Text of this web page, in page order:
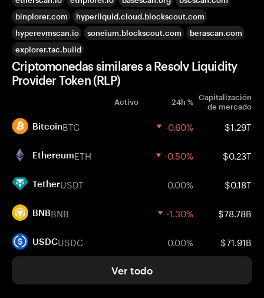
binplorer.com
hyperliquid.cloud.blockscout.com
hyperevmscan.io
soneium.blockscout.com
berascan.com
explorer.tac.build
Criptomonedas similares a Resolv Liquidity
Provider Token (RLP)
Activo 24h % Capitalización
de mercado
BitcoinBTC -0.60% $1.29T
EthereumETH -0.50% $0.23T
TetherUSDT 0.00% $0.18T
BNBBNB -1.30% $78.78B
USDCUSDC 0.00% $71.91B
Ver todo